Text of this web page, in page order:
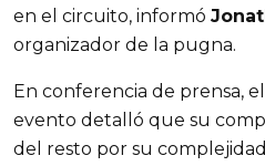
en el circuito, informó
organizador de la pugna.
En conferencia de prensa,
evento detalló que su
del resto por su